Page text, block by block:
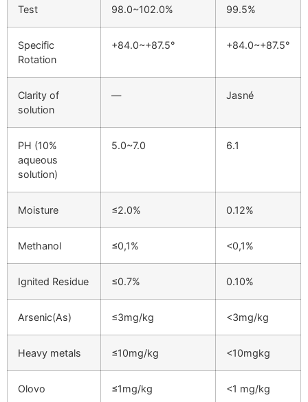
Test 98.0~102.0% 99.5%
Specific
Rotation
+84.0~+87.5° +84.0~+87.5°
Clarity of
solution
— Jasné
PH (10%
aqueous
solution)
5.0~7.0 6.1
Moisture ≤2.0% 0.12%
Methanol ≤0,1% <0,1%
Ignited Residue ≤0.7% 0.10%
Arsenic(As) ≤3mg/kg <3mg/kg
Heavy metals ≤10mg/kg <10mgkg
Olovo ≤1mg/kg <1 mg/kg